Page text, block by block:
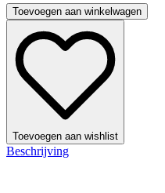
Toevoegen aan winkelwagen
Toevoegen aan wishlist
Beschrijving